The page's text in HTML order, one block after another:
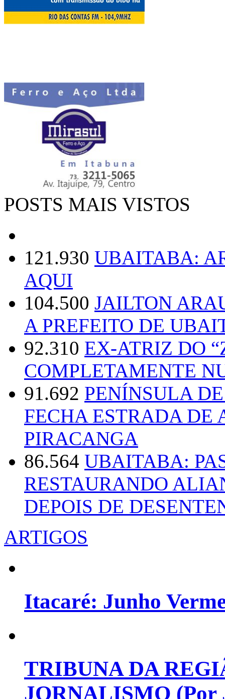
POSTS MAIS VISTOS
121.930 UBAITABA:
AQUI
104.500 JAILTON
A PREFEITO DE
92.310 EX-ATRIZ DO
COMPLETAMENTE
91.692 PENÍNSULA
FECHA ESTRADA DE
PIRACANGA
86.564 UBAITABA:
RESTAURANDO
DEPOIS DE
ARTIGOS
Itacaré: Junho
TRIBUNA DA
JORNALISMO (Por